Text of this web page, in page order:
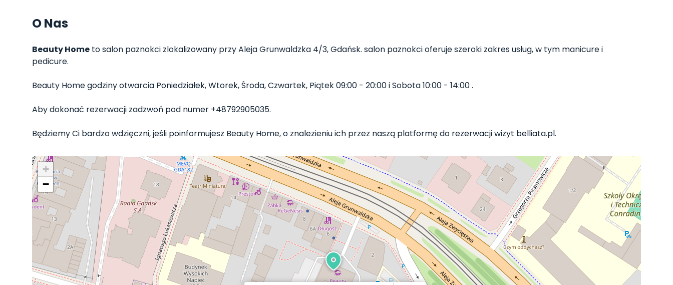
O Nas
Beauty Home to salon paznokci zlokalizowany przy Aleja Grunwaldzka 4/3, Gdańsk. salon paznokci oferuje szeroki zakres usług, w tym manicure i
pedicure.
Beauty Home godziny otwarcia Poniedziałek, Wtorek, Środa, Czwartek, Piątek 09:00 - 20:00 i Sobota 10:00 - 14:00 .
Aby dokonać rezerwacji zadzwoń pod numer +48792905035.
Będziemy Ci bardzo wdzięczni, jeśli poinformujesz Beauty Home, o znalezieniu ich przez naszą platformę do rezerwacji wizyt belliata.pl.
+
−